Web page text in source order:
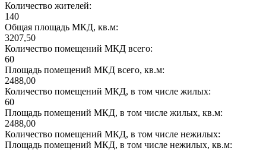
Количество жителей:
140
Общая площадь МКД, кв.м:
3207,50
Количество помещений МКД всего:
60
Площадь помещений МКД всего, кв.м:
2488,00
Количество помещений МКД, в том числе жилых:
60
Площадь помещений МКД, в том числе жилых, кв.м:
2488,00
Количество помещений МКД, в том числе нежилых:
Площадь помещений МКД, в том числе нежилых, кв.м: